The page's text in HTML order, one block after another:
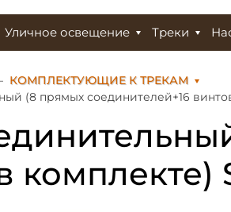
Уличное освещение Треки
КОМПЛЕКТУЮЩИЕ К ТРЕКАМ
(8 прямых соединителей+16
комплекте)